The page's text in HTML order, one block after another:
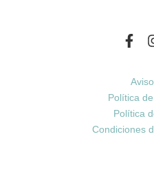
Política
Política
Condiciones